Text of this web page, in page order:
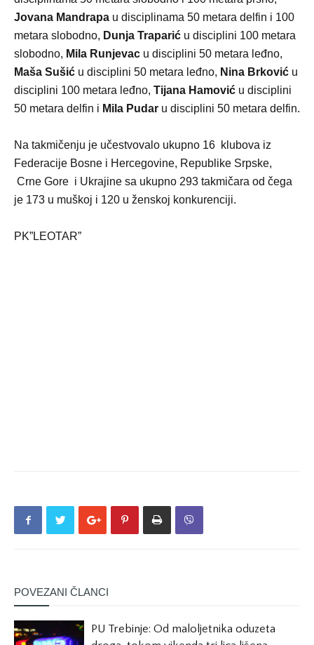
Jovana Mandrapa u disciplinama 50 metara delfin i 100
metara slobodno, Dunja Traparić u disciplini 100 metara
slobodno, Mila Runjevac u disciplini 50 metara leđno,
Maša Sušić u disciplini 50 metara leđno, Nina Brković u
disciplini 100 metara leđno, Tijana Hamović u disciplini
50 metara delfin i Mila Pudar u disciplini 50 metara delfin.
Na takmičenju je učestvovalo ukupno 16 klubova iz
Federacije Bosne i Hercegovine, Republike Srpske,
Crne Gore i Ukrajine sa ukupno 293 takmičara od čega
je 173 u muškoj i 120 u ženskoj konkurenciji.
PK”LEOTAR”
POVEZANI ČLANCI
PU Trebinje: Od maloljetnika oduzeta